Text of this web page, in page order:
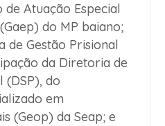
Atuação Especial
do MP baiano;
de Gestão Prisional
da Diretoria de
(DSP), do
em
(Geop) da Seap; e